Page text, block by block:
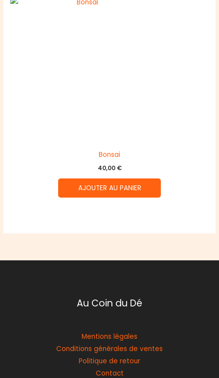
Bonsai
40,00 €
AJOUTER AU PANIER
Au Coin du Dé
Mentions légales
Conditions générales de ventes
Politique de retour
Contact